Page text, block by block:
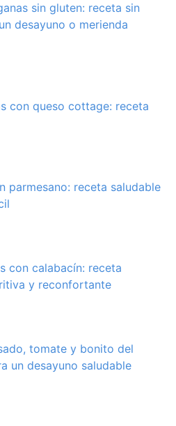
sin gluten: receta sin
desayuno o merienda
con queso cottage: receta
parmesano: receta saludable
con calabacín: receta
y reconfortante
tomate y bonito del
un desayuno saludable